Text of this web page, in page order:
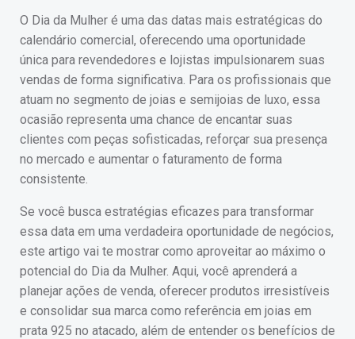
O Dia da Mulher é uma das datas mais estratégicas do
calendário comercial, oferecendo uma oportunidade
única para revendedores e lojistas impulsionarem suas
vendas de forma significativa. Para os profissionais que
atuam no segmento de joias e semijoias de luxo, essa
ocasião representa uma chance de encantar suas
clientes com peças sofisticadas, reforçar sua presença
no mercado e aumentar o faturamento de forma
consistente.
Se você busca estratégias eficazes para transformar
essa data em uma verdadeira oportunidade de negócios,
este artigo vai te mostrar como aproveitar ao máximo o
potencial do Dia da Mulher. Aqui, você aprenderá a
planejar ações de venda, oferecer produtos irresistíveis
e consolidar sua marca como referência em joias em
prata 925 no atacado, além de entender os benefícios de